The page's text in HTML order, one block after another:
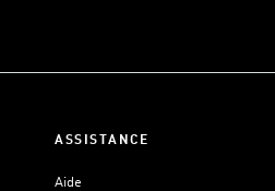
ASSISTANCE
Aide